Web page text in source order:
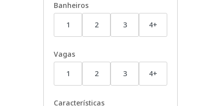
Banheiros
1 2 3 4+
Vagas
1 2 3 4+
Características